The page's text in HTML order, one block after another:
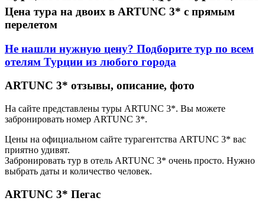
Цена тура на двоих в ARTUNC 3* с прямым
перелетом
Не нашли нужную цену? Подборите тур по всем
отелям Турции из любого города
ARTUNC 3* отзывы, описание, фото
На сайте представлены туры ARTUNC 3*. Вы можете
забронировать номер ARTUNC 3*.
Цены на официальном сайте турагентства ARTUNC 3* вас
приятно удивят.
Забронировать тур в отель ARTUNC 3* очень просто. Нужно
выбрать даты и количество человек.
ARTUNC 3* Пегас